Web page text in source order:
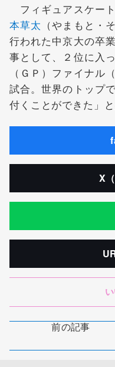
フィギュアスケー
本草太 （やまもと・
行われた中京大の卒
事として、２位に入
（ＧＰ）ファイナル
試合。世界のトップ
付くことができた」と
X
前の記事